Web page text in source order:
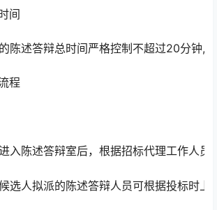
间
陈述答辩总时间严格控制不超过20分钟,
程
入陈述答辩室后，根据招标代理工作人员
选人拟派的陈述答辩人员可根据投标时